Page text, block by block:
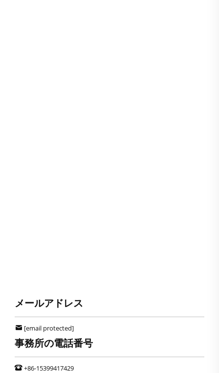
メールアドレス
[email protected]
事務所の電話番号
+86-15399417429